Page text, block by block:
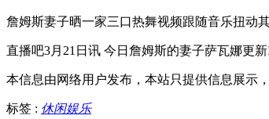
詹姆斯妻子晒一家三口热舞视频跟随音乐扭动
直播吧3月21日讯 今日詹姆斯的妻子萨瓦娜更
本信息由网络用户发布， 本站只提供信息展示
标签 : 休闲娱乐